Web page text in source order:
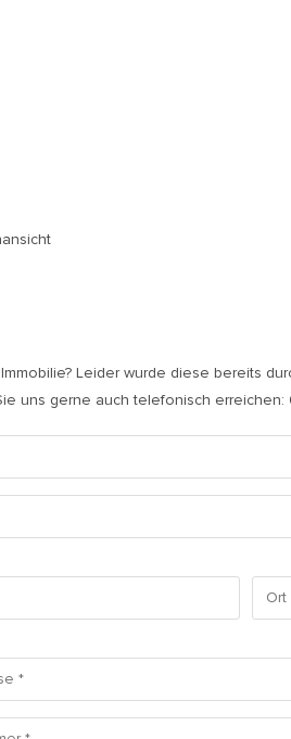
Leider wurde diese bereits
uns gerne auch telefonisch erreichen: